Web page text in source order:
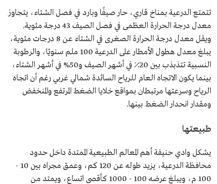
تتمتع الدرعية بمناخ قاري، حار صيفًا وبارد في فصل الشتاء، يتجاوز
معدل درجة الحرارة العظمى في فصل الصيف 43 درجة مئوية.
ويقل معدل درجة الحرارة الصغرى في الشتاء عن 8 درجات مئوية،
يبلغ معدل هطول الأمطار على الدرعية 100 ملم سنويًا، والرطوبة
النسبية تتذبذب بين 20٪ في أشهر الصيف و50% في أشهر الشتاء،
بينما يكون الاتجاه العام للرياح السائدة شمالي غربي رغم أن اتجاه
الرياح وسرعتها مرتبطان بمواقع خلايا الضغط المرتفع والمنخفض
ومقدار انحدار الضغط بينها.
طبيعتها
يشكل وادي حنيفة أهم المعالم الطبيعية الممتدة داخل حدود
محافظة الدرعية، يزيد طوله عن 120 كم، وعمق مجراه بين 10 -
100 م، ويبلغ عرضه 100 - 1000 كأقصى اتساع، ويمتد من